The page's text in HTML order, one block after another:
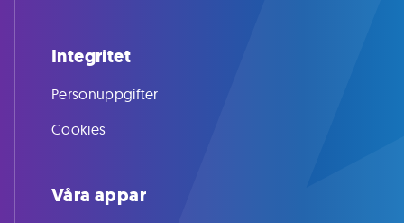
Integritet
Personuppgifter
Cookies
Våra appar